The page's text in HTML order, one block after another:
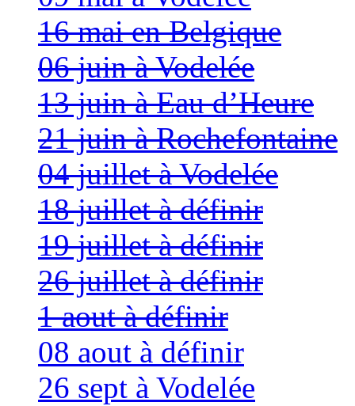
16 mai en Belgique
06 juin à Vodelée
13 juin à Eau d’Heure
21 juin à Rochefontaine
04 juillet à Vodelée
18 juillet à définir
19 juillet à définir
26 juillet à définir
1 aout à définir
08 aout à définir
26 sept à Vodelée